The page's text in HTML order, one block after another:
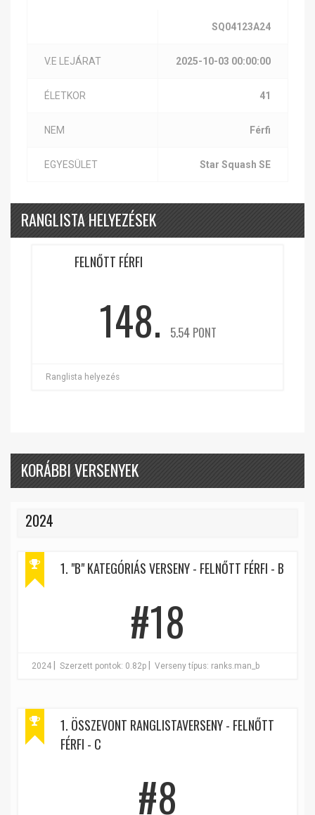
SQ04123A24
V.E LEJÁRAT 2025-10-03 00:00:00
ÉLETKOR 41
NEM Férfi
EGYESÜLET Star Squash SE
RANGLISTA HELYEZÉSEK
FELNŐTT FÉRFI
148. 5.54 PONT
Ranglista helyezés
KORÁBBI VERSENYEK
2024
1. "B" KATEGÓRIÁS VERSENY - FELNŐTT FÉRFI - B
#18
2024 Szerzett pontok: 0.82p Verseny típus: ranks.man_b
1. ÖSSZEVONT RANGLISTAVERSENY - FELNŐTT
FÉRFI - C
#8